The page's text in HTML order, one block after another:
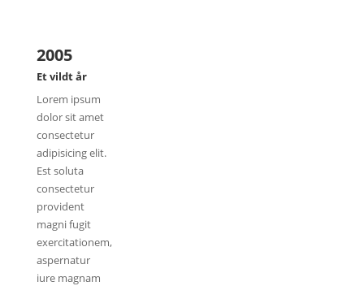
2005
Et vildt år
Lorem ipsum
dolor sit amet
consectetur
adipisicing elit.
Est soluta
consectetur
provident
magni fugit
exercitationem,
aspernatur
iure magnam